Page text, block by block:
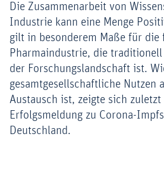
Mitglied werden!
Medien
Die Zusammenarbeit von
Industrie kann eine Menge
gilt in besonderem Maße für die
Pharmaindustrie, die
der Forschungslandschaft ist.
gesamtgesellschaftliche Nutzen
Austausch ist, zeigte sich
Erfolgsmeldung zu Corona-
Deutschland.